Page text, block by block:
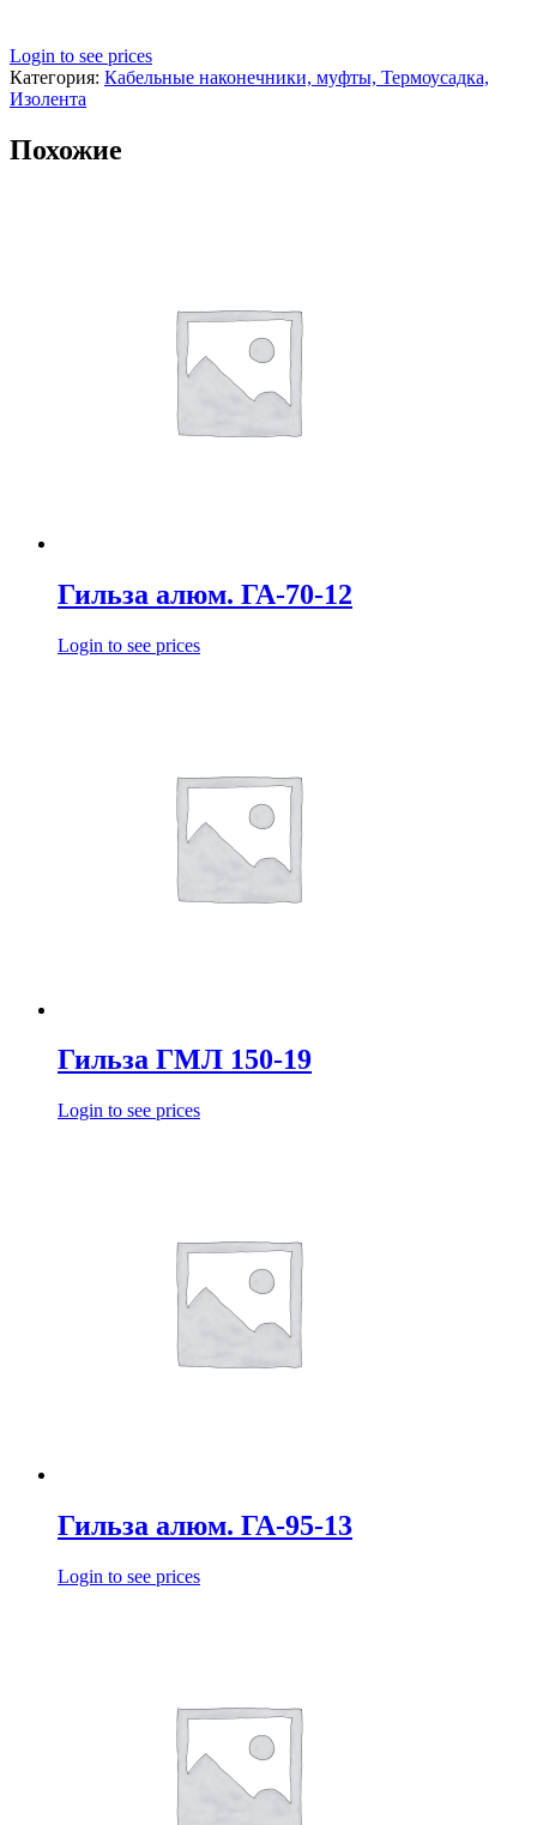
Login to see prices
Категория: Кабельные наконечники, муфты, Термоусадка,
Изолента
Похожие
Гильза алюм. ГА-70-12
Login to see prices
Гильза ГМЛ 150-19
Login to see prices
Гильза алюм. ГА-95-13
Login to see prices